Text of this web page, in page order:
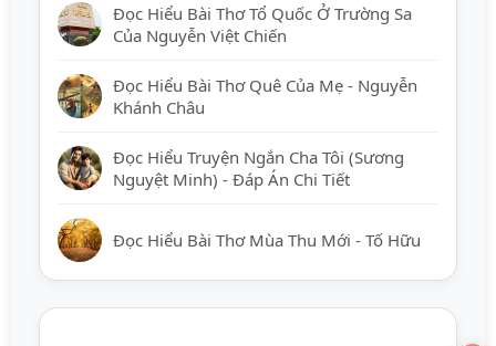
Đọc Hiểu Bài Thơ Tổ Quốc Ở Trường Sa
Của Nguyễn Việt Chiến
Đọc Hiểu Bài Thơ Quê Của Mẹ - Nguyễn
Khánh Châu
Đọc Hiểu Truyện Ngắn Cha Tôi (Sương
Nguyệt Minh) - Đáp Án Chi Tiết
Đọc Hiểu Bài Thơ Mùa Thu Mới - Tố Hữu